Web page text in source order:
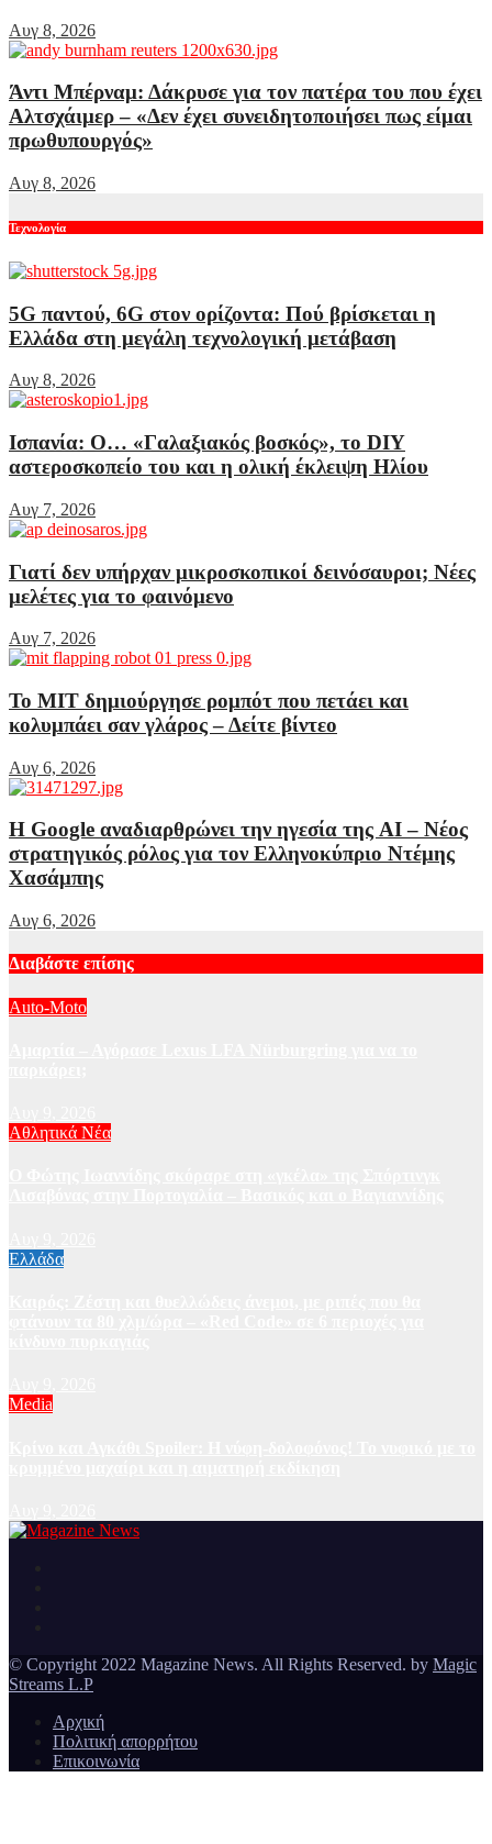
Αυγ 8, 2026
Άντι Μπέρναμ: Δάκρυσε για τον πατέρα του που έχει
Αλτσχάιμερ – «Δεν έχει συνειδητοποιήσει πως είμαι
πρωθυπουργός»
Αυγ 8, 2026
Τεχνολογία
5G παντού, 6G στον ορίζοντα: Πού βρίσκεται η
Ελλάδα στη μεγάλη τεχνολογική μετάβαση
Αυγ 8, 2026
Ισπανία: Ο… «Γαλαξιακός βοσκός», το DIY
αστεροσκοπείο του και η ολική έκλειψη Ηλίου
Αυγ 7, 2026
Γιατί δεν υπήρχαν μικροσκοπικοί δεινόσαυροι; Νέες
μελέτες για το φαινόμενο
Αυγ 7, 2026
Το MIT δημιούργησε ρομπότ που πετάει και
κολυμπάει σαν γλάρος – Δείτε βίντεο
Αυγ 6, 2026
Η Google αναδιαρθρώνει την ηγεσία της AI – Νέος
στρατηγικός ρόλος για τον Ελληνοκύπριο Ντέμης
Χασάμπης
Αυγ 6, 2026
Διαβάστε επίσης
Auto-Moto
Αθλητικά Νέα
Ελλάδα
Media
© Copyright 2022 Magazine News. All Rights Reserved. by Magic
Streams L.P
Αρχική
Πολιτική απορρήτου
Επικοινωνία